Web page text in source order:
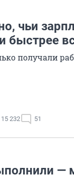
чьи
быстрее
получали
15 232 51
—